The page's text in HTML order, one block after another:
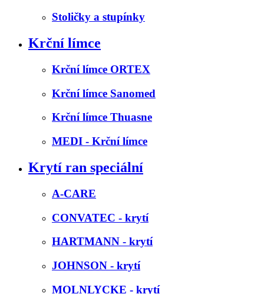
Stoličky a stupínky
Krční límce
Krční límce ORTEX
Krční límce Sanomed
Krční límce Thuasne
MEDI - Krční límce
Krytí ran speciální
A-CARE
CONVATEC - krytí
HARTMANN - krytí
JOHNSON - krytí
MOLNLYCKE - krytí